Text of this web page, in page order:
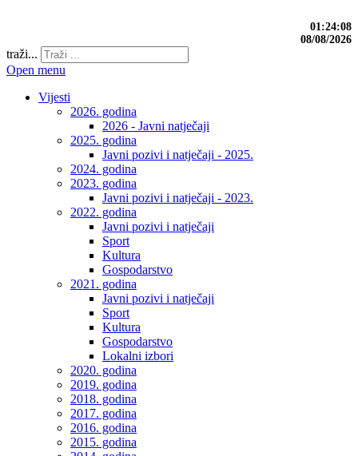
01:24:09
08/08/2026
traži...
Open menu
Vijesti
2026. godina
2026 - Javni natječaji
2025. godina
Javni pozivi i natječaji - 2025.
2024. godina
2023. godina
Javni pozivi i natječaji - 2023.
2022. godina
Javni pozivi i natječaji
Sport
Kultura
Gospodarstvo
2021. godina
Javni pozivi i natječaji
Sport
Kultura
Gospodarstvo
Lokalni izbori
2020. godina
2019. godina
2018. godina
2017. godina
2016. godina
2015. godina